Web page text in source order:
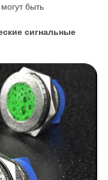
быть
сигнальные